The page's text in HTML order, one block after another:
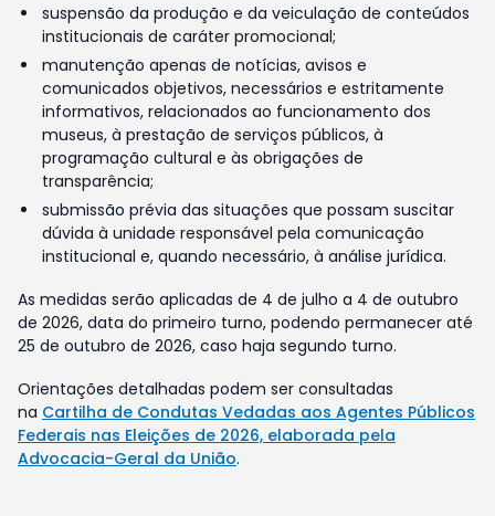
suspensão da produção e da veiculação de conteúdos
institucionais de caráter promocional;
manutenção apenas de notícias, avisos e
comunicados objetivos, necessários e estritamente
informativos, relacionados ao funcionamento dos
museus, à prestação de serviços públicos, à
programação cultural e às obrigações de
transparência;
submissão prévia das situações que possam suscitar
dúvida à unidade responsável pela comunicação
institucional e, quando necessário, à análise jurídica.
As medidas serão aplicadas de 4 de julho a 4 de outubro
de 2026, data do primeiro turno, podendo permanecer até
25 de outubro de 2026, caso haja segundo turno.
Orientações detalhadas podem ser consultadas
na Cartilha de Condutas Vedadas aos Agentes Públicos
Federais nas Eleições de 2026, elaborada pela
Advocacia-Geral da União.